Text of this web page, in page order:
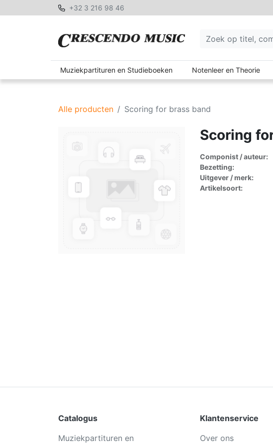
+32 3 216 98 46
Muziekpartituren en Studieboeken Notenleer en Theorie
Alle producten Scoring for brass band
Scoring
Componist / auteur:
Bezetting:
Uitgever / merk:
Artikelsoort:
Catalogus
Muziekpartituren en
Klantenservice
Over ons